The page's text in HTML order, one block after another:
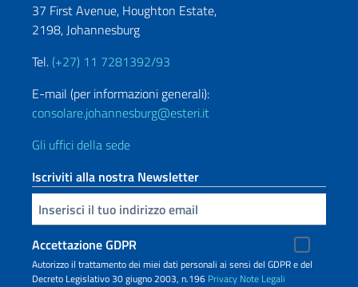
37 First Avenue, Houghton Estate,
2198, Johannesburg
Tel. (+27) 11 7281392/93
E-mail (per informazioni generali):
consolare.johannesburg@esteri.it
Gli uffici della sede
Iscriviti alla nostra Newsletter
Inserisci la tua email
Accettazione GDPR
Autorizzo il trattamento dei miei dati personali ai sensi del GDPR e del
Decreto Legislativo 30 giugno 2003, n.196 Privacy Note Legali